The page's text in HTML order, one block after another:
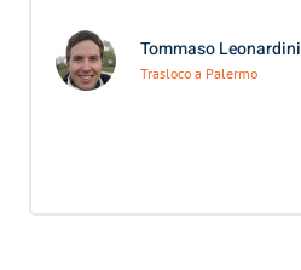
Tommaso Leonardini
Trasloco a Palermo